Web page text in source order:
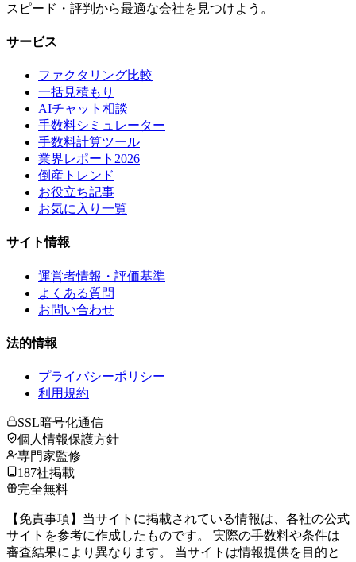
スピード・評判から最適な会社を見つけよう。
サービス
ファクタリング比較
一括見積もり
AIチャット相談
手数料シミュレーター
手数料計算ツール
業界レポート2026
倒産トレンド
お役立ち記事
お気に入り一覧
サイト情報
運営者情報・評価基準
よくある質問
お問い合わせ
法的情報
プライバシーポリシー
利用規約
SSL暗号化通信
個人情報保護方針
専門家監修
187社掲載
完全無料
【免責事項】当サイトに掲載されている情報は、各社の公式
サイトを参考に作成したものです。 実際の手数料や条件は
審査結果により異なります。 当サイトは情報提供を目的と